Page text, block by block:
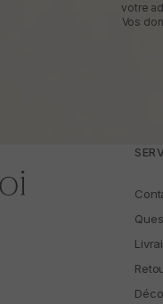
votre
Vos